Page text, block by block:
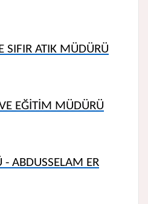
SIFIR ATIK MÜDÜRÜ
EĞİTİM MÜDÜRÜ
- ABDUSSELAM ER